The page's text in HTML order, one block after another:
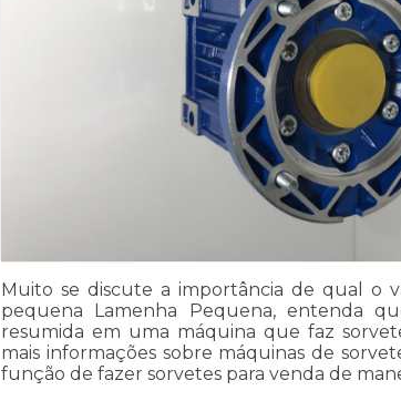
Muito se discute a importância de qual o
pequena Lamenha Pequena, entenda
resumida em uma máquina que faz
mais informações sobre máquinas de
função de fazer sorvetes para venda de